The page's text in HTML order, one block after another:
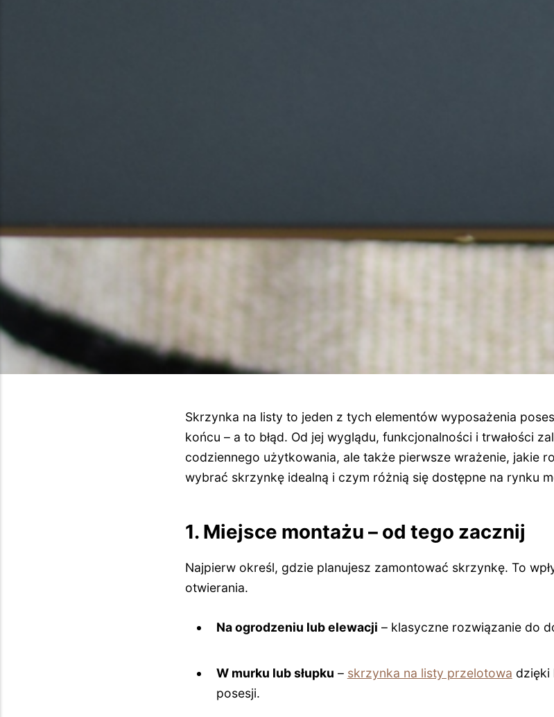
Skrzynka na listy to jeden z tych elementów wyposażenia
końcu – a to błąd. Od jej wyglądu, funkcjonalności i trwałości
codziennego użytkowania, ale także pierwsze wrażenie, jakie
wybrać skrzynkę idealną i czym różnią się dostępne na rynku
1. Miejsce montażu – od tego zacznij
Najpierw określ, gdzie planujesz zamontować skrzynkę. To
otwierania.
Na ogrodzeniu lub elewacji – klasyczne rozwiązanie do
W murku lub słupku – skrzynka na listy przelotowa dzięki
posesji.